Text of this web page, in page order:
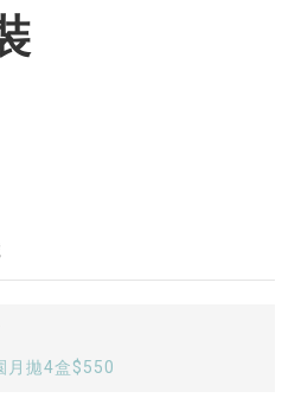
月拋4盒$550